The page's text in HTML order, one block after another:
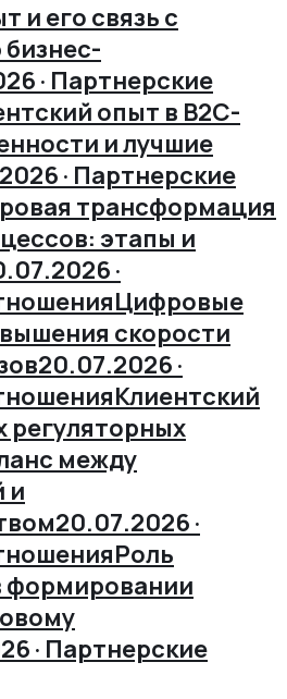
и его связь с
· Партнерские
опыт в B2C-
и лучшие
· Партнерские
трансформация
этапы и
·
Цифровые
скорости
20.07.2026 ·
Клиентский
регуляторных
между
и
20.07.2026 ·
Роль
формировании
· Партнерские